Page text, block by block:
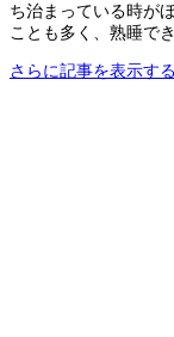
ち治まっている時が
ことも多く、熟睡で
さらに記事を表示する